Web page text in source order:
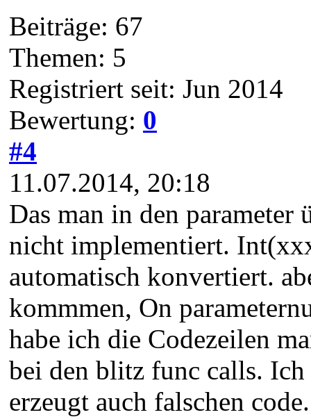
Beiträge: 67
Themen: 5
Registriert seit: Jun 2014
Bewertung: 0
#4
11.07.2014, 20:18
Das man in den
nicht implementiert.
automatisch konvertiert.
kommmen, On
habe ich die Codezeilen
bei den blitz func calls.
erzeugt auch falschen